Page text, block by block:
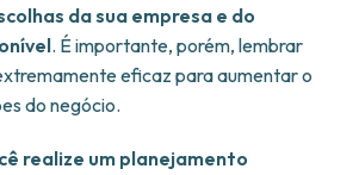
da sua empresa e do
. É importante, porém, lembrar
eficaz para aumentar o
do negócio.
realize um planejamento